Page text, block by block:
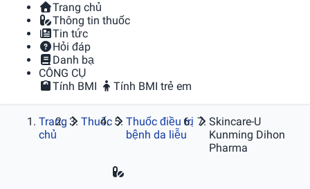
Trang chủ
Thông tin thuốc
Tin tức
Hỏi đáp
Danh bạ
CÔNG CỤ
Tính BMI
Tính BMI trẻ em
Trang
chủ
Thuốc
Thuốc điều trị
bệnh da liễu
Skincare-U
Kunming Dihon
Pharma